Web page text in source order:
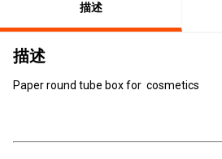
描述
描述
Paper round tube box for cosmetics